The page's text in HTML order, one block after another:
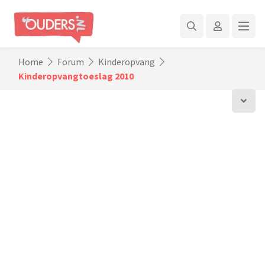
Home Forum
Kinderopvang
Kinderopvangtoeslag 2010